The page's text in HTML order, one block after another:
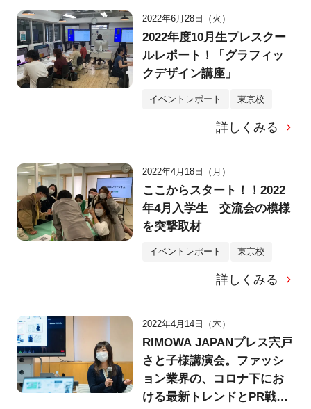
2022年6月28日（火）
2022年度10月生プレスクー
ルレポート！「グラフィッ
クデザイン講座」
イベントレポート 東京校
詳しくみる
2022年4月18日（月）
ここからスタート！！2022
年4月入学生 交流会の模様
を突撃取材
イベントレポート 東京校
詳しくみる
2022年4月14日（木）
RIMOWA JAPANプレス宍戸
さと子様講演会。ファッシ
ョン業界の、コロナ下にお
ける最新トレンドとPR戦略